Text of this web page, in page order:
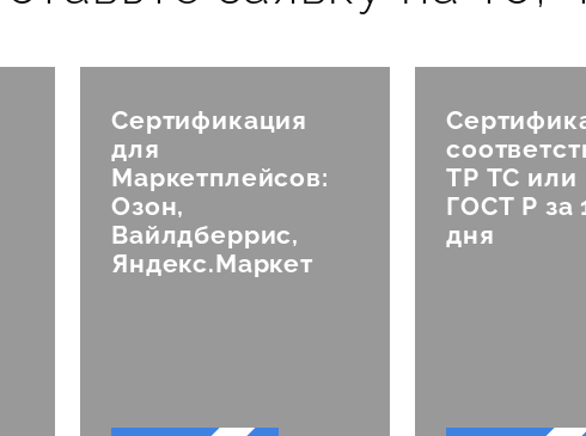
Сертификация
для
Маркетплейсов:
Озон,
Вайлдберрис,
Яндекс.Маркет
ТР ТС или
ГОСТ Р за
дня